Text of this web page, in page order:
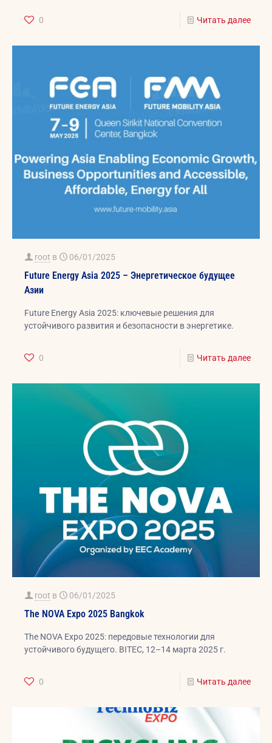
0 Читать далее
root в 06/01/2025
Future Energy Asia 2025 – Энергетическое будущее
Азии
Future Energy Asia 2025: ключевые решения для
устойчивого развития и безопасности в энергетике.
0 Читать далее
root в 06/01/2025
The NOVA Expo 2025 Bangkok
The NOVA Expo 2025: передовые технологии для
устойчивого будущего. BITEC, 12–14 марта 2025 г.
0 Читать далее